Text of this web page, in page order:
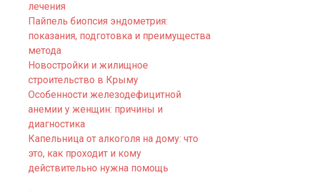
лечения
Пайпель биопсия эндометрия:
показания, подготовка и преимущества
метода
Новостройки и жилищное
строительство в Крыму
Особенности железодефицитной
анемии у женщин: причины и
диагностика
Капельница от алкоголя на дому: что
это, как проходит и кому
действительно нужна помощь